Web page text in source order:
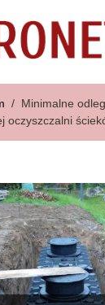
/ Minimalne
oczyszczalni